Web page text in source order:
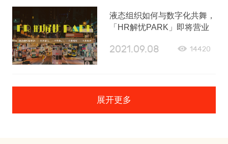
液态组织如何与数字化共舞，
「HR解忧PARK」即将营业
2021.09.08 14420
展开更多